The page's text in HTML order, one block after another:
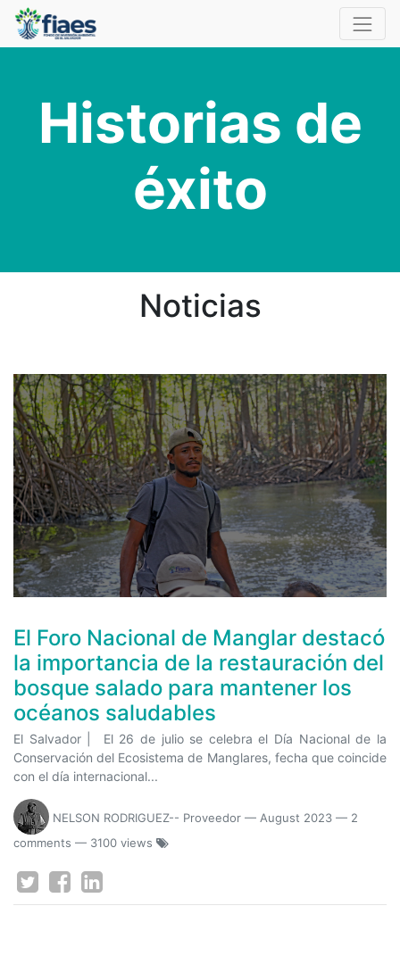
Historias de
éxito
Noticias
El Foro Nacional de Manglar destacó
la importancia de la restauración del
bosque salado para mantener los
océanos saludables
El Salvador | El 26 de julio se celebra el Día Nacional de la
Conservación del Ecosistema de Manglares, fecha que coincide
con el día internacional...
NELSON RODRIGUEZ-- Proveedor — August 2023 — 2
comments — 3100 views